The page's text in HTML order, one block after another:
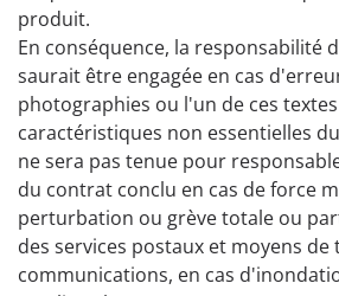
produit.
En conséquence, la responsabilité
saurait être engagée en cas
photographies ou l'un de ces
caractéristiques non essentielles
ne sera pas tenue pour
du contrat conclu en cas de force
perturbation ou grève totale ou
des services postaux et moyens
communications, en cas